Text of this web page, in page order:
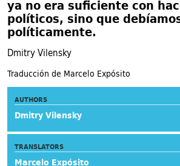
ya no era suficiente con
políticos, sino que
políticamente.
Dmitry Vilensky
Traducción de Marcelo Expósito
AUTHORS
Dmitry Vilensky
TRANSLATORS
Marcelo Expósito